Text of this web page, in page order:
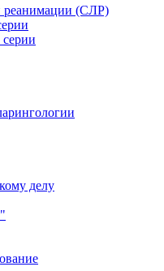
реанимации (СЛР)
делу